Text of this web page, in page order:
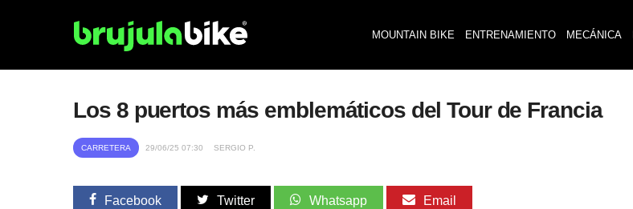
MOUNTAIN BIKE ENTRENAMIENTO MECÁNICA
Los 8 puertos más emblemáticos del Tour de Francia
CARRETERA 29/06/25 07:30 SERGIO P.
Facebook Twitter Whatsapp Email